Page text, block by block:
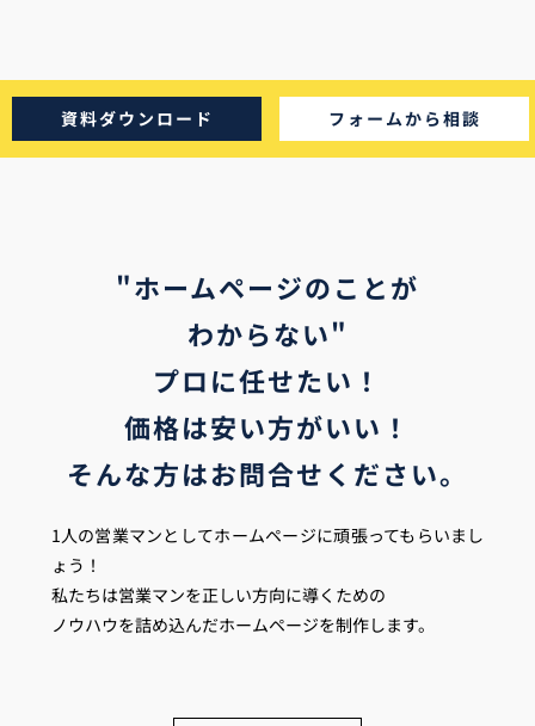
資料ダウンロード フォームから相談
"ホームページのことが
わからない"
プロに任せたい！
価格は安い方がいい！
そんな方はお問合せください。
1人の営業マンとしてホームページに頑張ってもらいまし
ょう！
私たちは営業マンを正しい方向に導くための
ノウハウを詰め込んだホームページを制作します。